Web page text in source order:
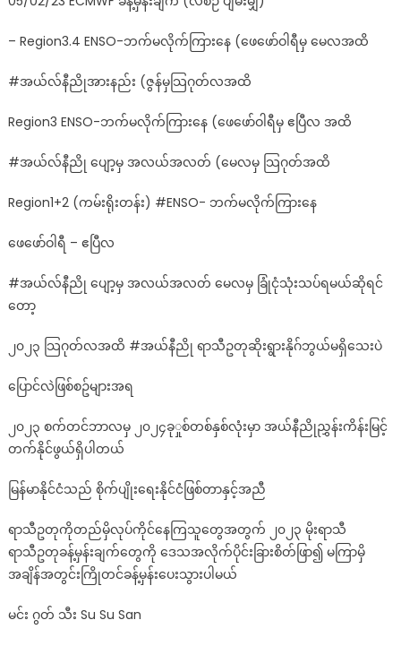
– Region3.4 ENSO-ဘက်မလိုက်ကြားနေ (ဖေဖော်ဝါရီမှ မေလအထိ
#အယ်လ်နီညိုအားနည်း (ဇွန်မှသြဂုတ်လအထိ
Region3 ENSO-ဘက်မလိုက်ကြားနေ (ဖေဖော်ဝါရီမှ ဧပြီလ အထိ
#အယ်လ်နီညို ပျော့မှ အလယ်အလတ် (မေလမှ သြဂုတ်အထိ
Region1+2 (ကမ်းရိုးတန်း) #ENSO- ဘက်မလိုက်ကြားနေ
ဖေဖော်ဝါရီ – ဧပြီလ
#အယ်လ်နီညို ပျော့မှ အလယ်အလတ် မေလမှ ခြုံငုံသုံးသပ်ရမယ်ဆိုရင်
တော့
၂၀၂၃ သြဂုတ်လအထိ #အယ်နီညို ရာသီဥတုဆိုးရွားနိုဂ်ဘွယ်မရှိသေးပဲ
ပြောင်လဲဖြစ်စဥ်များအရ
၂၀၂၃ စက်တင်ဘာလမှ ၂၀၂၄ခုှုစ်တစ်နှစ်လုံးမှာ အယ်နီညိုညွှန်းကိန်းမြင့်
တက်နိုင်ဖွယ်ရှိပါတယ်
မြန်မာနိုင်ငံသည် စိုက်ပျိုးရေးနိုင်ငံဖြစ်တာနှင့်အညီ
ရာသီဥတုကိုတည်မှိလုပ်ကိုင်နေကြသူတွေအတွက် ၂၀၂၃ မိုးရာသီ
ရာသီဥတုခန့်မှန်းချက်တွေကို ဒေသအလိုက်ပိုင်းခြားစိတ်ဖြာ၍ မကြာမှိ
အချိန်အတွင်းကြိုတင်ခန့်မှန်းပေးသွားပါမယ်
မင်း ဂွတ် သီး Su Su San